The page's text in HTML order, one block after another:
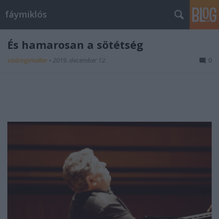
fáymiklós
És hamarosan a sötétség
stolzingimalter • 2019. december 12. 0